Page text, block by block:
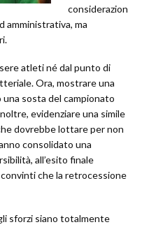
considerazion
amministrativa, ma
atleti né dal punto di
Ora, mostrare una
sosta del campionato
evidenziare una simile
dovrebbe lottare per non
consolidato una
all’esito finale
che la retrocessione
sforzi siano totalmente